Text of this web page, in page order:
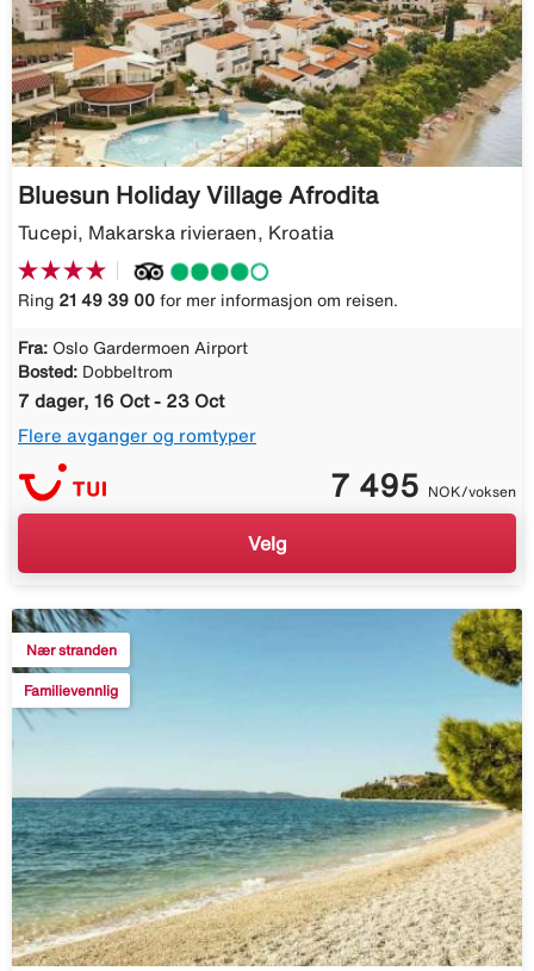
Bluesun Holiday Village Afrodita
Tucepi, Makarska rivieraen, Kroatia
Ring 21 49 39 00 for mer informasjon om reisen.
Fra: Oslo Gardermoen Airport
Bosted: Dobbeltrom
7 dager, 16 Oct - 23 Oct
Flere avganger og romtyper
7 495 NOK/voksen
Velg
Nær stranden
Familievennlig